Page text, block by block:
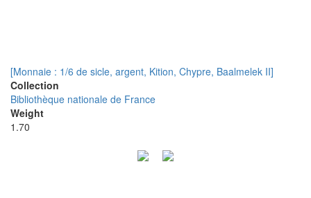
[Monnaie : 1/6 de sicle, argent, Kition, Chypre, Baalmelek II]
Collection
Bibliothèque nationale de France
Weight
1.70